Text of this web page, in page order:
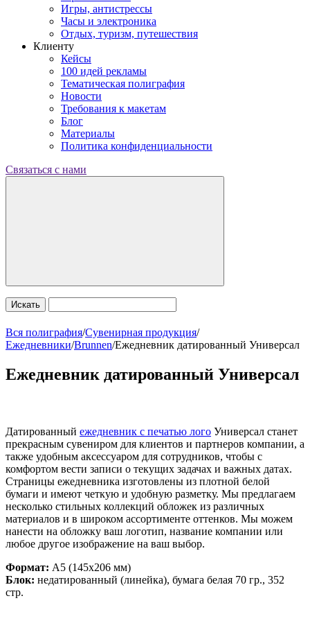
Игры, антистрессы
Часы и электроника
Отдых, туризм, путешествия
Клиенту
Кейсы
100 идей рекламы
Тематическая полиграфия
Новости
Требования к макетам
Блог
Материалы
Политика конфиденциальности
Связаться с нами
Искать
Вся полиграфия/Сувенирная продукция/
Ежедневники/Brunnen/Ежедневник датированный Универсал
Ежедневник датированный Универсал
Датированный ежедневник с печатью лого Универсал станет
прекрасным сувениром для клиентов и партнеров компании, а
также удобным аксессуаром для сотрудников, чтобы с
комфортом вести записи о текущих задачах и важных датах.
Страницы ежедневника изготовлены из плотной белой
бумаги и имеют четкую и удобную разметку. Мы предлагаем
несколько стильных коллекций обложек из различных
материалов и в широком ассортименте оттенков. Мы можем
нанести на обложку ваш логотип, название компании или
любое другое изображение на ваш выбор.
Формат: А5 (145х206 мм)
Блок: недатированный (линейка), бумага белая 70 гр., 352
стр.